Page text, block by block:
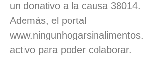
un donativo a la causa 38014.
Además, el portal
activo para poder colaborar.